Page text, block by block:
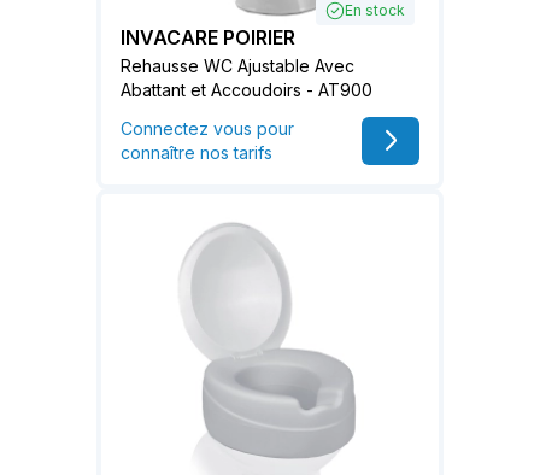
En stock
INVACARE POIRIER
Rehausse WC Ajustable Avec
Abattant et Accoudoirs - AT900
Connectez vous pour
connaître nos tarifs